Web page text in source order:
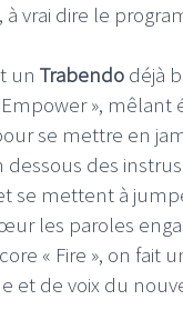
vrai dire le
un Trabendo déjà
»,
se mettre en
dessous des
se mettent à
les paroles
« Fire », on
et de voix du